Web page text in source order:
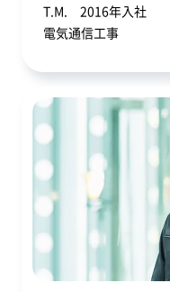
T.M. 2016年入社
電気通信工事